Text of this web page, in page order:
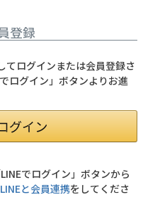
登録
ログインまたは会員登録さ
ログイン」ボタンよりお進
でログイン」ボタンから
LINEと会員連携をしてくださ